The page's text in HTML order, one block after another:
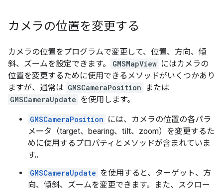
カメラの位置を変更する
カメラの位置をプログラムで変更して、位置、方向、傾
斜、ズームを設定できます。
GMSMapView にはカメラの
位置を変更するために使用できるメソッドがいくつかあり
ますが、通常は GMSCameraPosition
または
GMSCameraUpdate を使用します。
GMSCameraPosition には、カメラの位置の各パラ
メータ（target、bearing、tilt、zoom）を変更するた
めに使用するプロパティとメソッドが含まれていま
す。
GMSCameraUpdate を使用すると、ターゲット、方
向、傾斜、ズームを変更できます。また、スクロー